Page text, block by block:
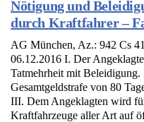
Nötigung und
durch Kraftfahrer –
AG München, Az.: 942 Cs
06.12.2016 I. Der
Tatmehrheit mit
Gesamtgeldstrafe von 80
III. Dem Angeklagten wird
Kraftfahrzeuge aller Art auf